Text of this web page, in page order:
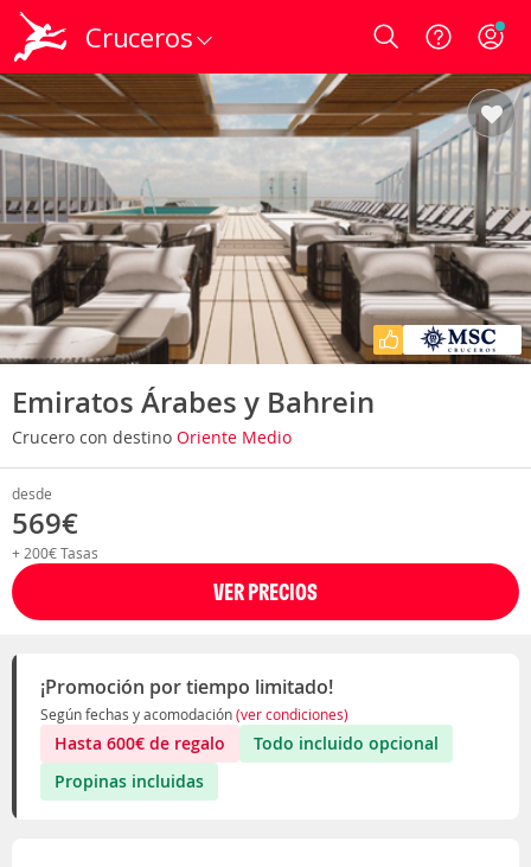
Cruceros Login
Emiratos Árabes y Bahrein
Crucero con destino Oriente Medio
desde
569€
+ 200€ Tasas
VER PRECIOS
¡Promoción por tiempo limitado!
Según fechas y acomodación(ver condiciones)
Hasta 600€ de regalo
Todo incluido opcional
Propinas incluidas